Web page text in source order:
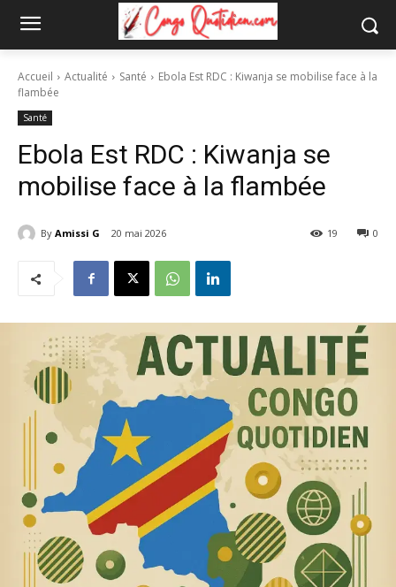
Accueil Actualité Santé
Ebola Est RDC : Kiwanja se mobilise face à la
flambée
Santé
Ebola Est RDC : Kiwanja se
mobilise face à la flambée
By Amissi G 20 mai 2026 0
19